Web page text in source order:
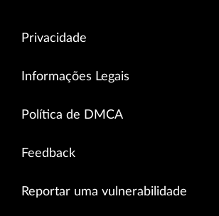
Privacidade
Informações Legais
Política de DMCA
Feedback
Reportar uma vulnerabilidade